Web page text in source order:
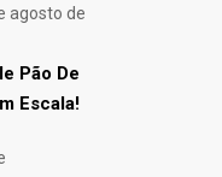
agosto de
Pão De
Escala!